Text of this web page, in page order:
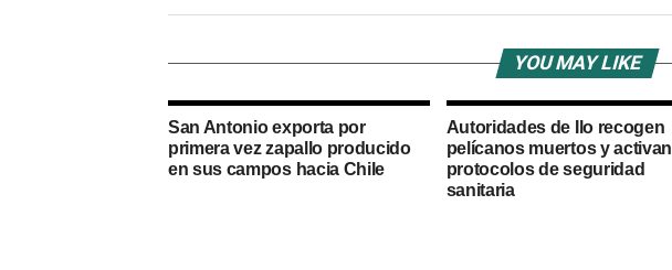
YOU MAY LIKE
San Antonio exporta por
primera vez zapallo producido
en sus campos hacia Chile
Autoridades de Ilo recogen
pelícanos muertos y activan
protocolos de seguridad
sanitaria